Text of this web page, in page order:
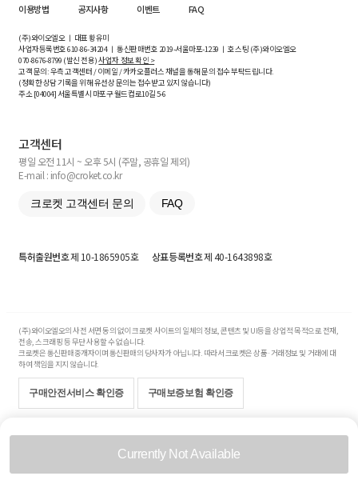
Currently Not Available
이용방법
공지사항 이벤트 FAQ
(주)와이오엘오 ㅣ 대표 황유미
사업자등록번호610-86-34204ㅣ 통신판매번호 2019-서울마포-1239 ㅣ 호스팅 (주)와이오엘오
070-8676-8799 (발신 전용)사업자 정보 확인 >
고객 문의: 우측 고객센터 / 이메일 / 카카오플러스 채널을 통해 문의 접수 부탁드립니다.
(정확한 상담 기록을 위해 유선상 문의는 접수받고 있지 않습니다)
주소 [04004] 서울특별시 마포구 월드컵로10길5-6
고객센터
평일 오전 11시 ~ 오후 5시 (주말, 공휴일 제외)
E-mail : info@croket.co.kr
크로켓 고객센터 문의 FAQ
특허출원번호제 10-1865905호 상표등록번호제 40-1643898호
(주)와이오엘오의 사전 서면 동의 없이 크로켓 사이트의 일체의 정보, 콘텐츠 및 UI등을 상업적 목적으로 전재,
전송, 스크래핑 등 무단 사용할 수 없습니다.
크로켓은 통신판매중개자이며 통신판매의 당사자가 아닙니다. 따라서 크로켓은 상품·거래정보 및 거래에 대
하여 책임을 지지 않습니다.
구매안전서비스 확인증 구매보증보험 확인증